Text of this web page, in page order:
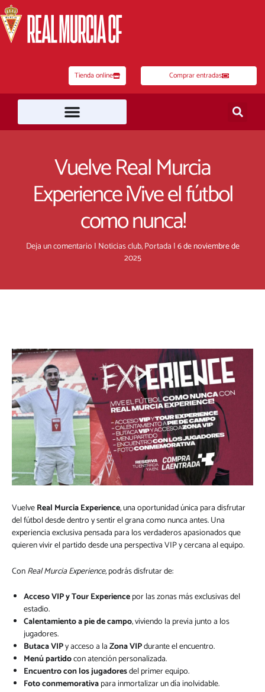
al
contenido
Tienda online Comprar entradas
Vuelve Real Murcia
Experience ¡Vive el fútbol
como nunca!
Deja un comentario | Noticias club,Portada |6 de noviembre de
2025
VuelveReal Murcia Experience, una oportunidad única para disfrutar
del fútbol desde dentro y sentir el grana como nunca antes. Una
experiencia exclusiva pensada para los verdaderos apasionados que
quieren vivir el partido desde una perspectiva VIP y cercana al equipo.
ConReal Murcia Experience, podrás disfrutar de:
Acceso VIP y Tour Experiencepor las zonas más exclusivas del
estadio.
Calentamiento a pie de campo, viviendo la previa junto a los
jugadores.
Butaca VIPy acceso a laZona VIPdurante el encuentro.
Menú partidocon atención personalizada.
Encuentro con los jugadoresdel primer equipo.
Foto conmemorativapara inmortalizar un día inolvidable.